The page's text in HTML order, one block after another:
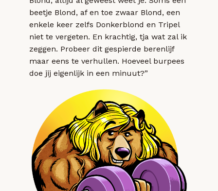
beetje Blond, af en toe zwaar Blond, een
enkele keer zelfs Donkerblond en Tripel
niet te vergeten. En krachtig, tja wat zal ik
zeggen. Probeer dit gespierde berenlijf
maar eens te verhullen. Hoeveel burpees
doe jij eigenlijk in een minuut?”